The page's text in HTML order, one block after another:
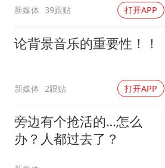
新媒体 39跟贴 打开APP
论背景音乐的重要性！！
新媒体 2跟贴 打开APP
旁边有个抢活的…怎么
办？人都过去了？